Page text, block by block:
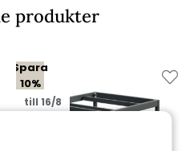
produkter
Spara
10%
till 16/8